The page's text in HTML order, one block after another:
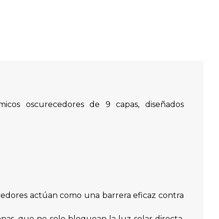
oscurecedores de 9 capas, diseñados
actúan como una barrera eficaz contra